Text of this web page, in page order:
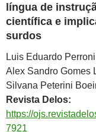
língua de
científica e
surdos
Luis Eduardo
Alex Sandro Gomes
Silvana Peterini
Revista Delos:
https://
7921